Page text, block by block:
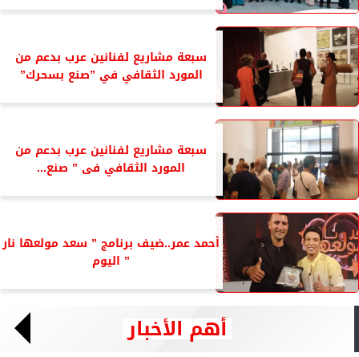
سبعة مشاريع لفنانين عرب بدعم من
المورد الثقافي في ”صنع بسحرك”
سبعة مشاريع لفنانين عرب بدعم من
المورد الثقافي فى ” صنع...
أحمد عمر..ضيف برنامج ” سعد مولعها نار
” اليوم
أهم الأخبار